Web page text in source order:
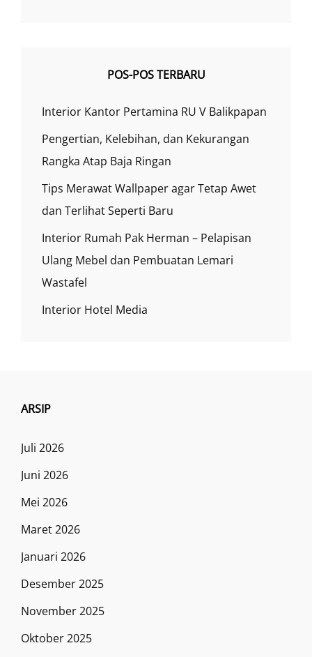
POS-POS TERBARU
Interior Kantor Pertamina RU V Balikpapan
Pengertian, Kelebihan, dan Kekurangan
Rangka Atap Baja Ringan
Tips Merawat Wallpaper agar Tetap Awet
dan Terlihat Seperti Baru
Interior Rumah Pak Herman – Pelapisan
Ulang Mebel dan Pembuatan Lemari
Wastafel
Interior Hotel Media
ARSIP
Juli 2026
Juni 2026
Mei 2026
Maret 2026
Januari 2026
Desember 2025
November 2025
Oktober 2025